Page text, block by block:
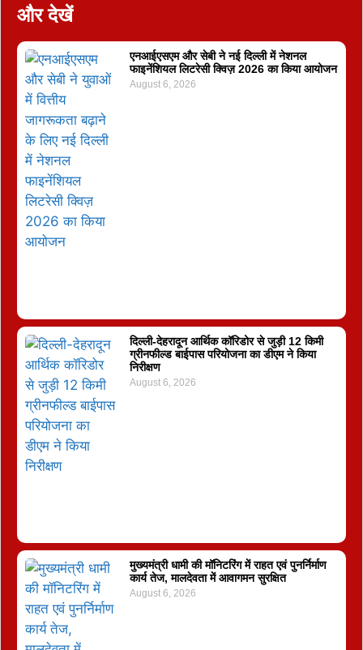
और देखें
एनआईएसएम और सेबी ने नई दिल्ली में नेशनल
फाइनेंशियल लिटरेसी क्विज़ 2026 का किया आयोजन
August 6, 2026
दिल्ली-देहरादून आर्थिक कॉरिडोर से जुड़ी 12 किमी
ग्रीनफील्ड बाईपास परियोजना का डीएम ने किया
निरीक्षण
August 6, 2026
मुख्यमंत्री धामी की मॉनिटरिंग में राहत एवं पुनर्निर्माण
कार्य तेज, मालदेवता में आवागमन सुरक्षित
August 6, 2026